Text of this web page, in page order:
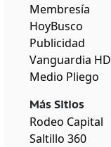
Membresía
HoyBusco
Publicidad
Vanguardia HD
Medio Pliego
Más Sitios
Rodeo Capital
Saltillo 360